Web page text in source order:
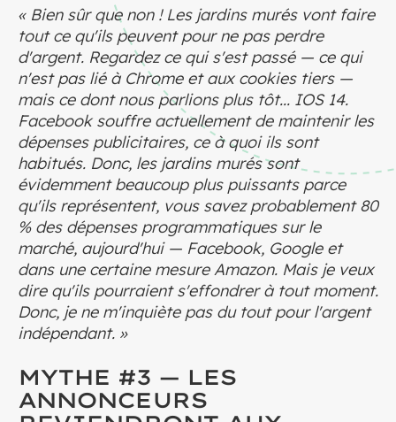
« Bien sûr que non ! Les jardins murés vont faire
tout ce qu'ils peuvent pour ne pas perdre
d'argent. Regardez ce qui s'est passé — ce qui
n'est pas lié à Chrome et aux cookies tiers —
mais ce dont nous parlions plus tôt... IOS 14.
Facebook souffre actuellement de maintenir les
dépenses publicitaires, ce à quoi ils sont
habitués. Donc, les jardins murés sont
évidemment beaucoup plus puissants parce
qu'ils représentent, vous savez probablement 80
% des dépenses programmatiques sur le
marché, aujourd'hui — Facebook, Google et
dans une certaine mesure Amazon. Mais je veux
dire qu'ils pourraient s'effondrer à tout moment.
Donc, je ne m'inquiète pas du tout pour l'argent
indépendant. »
MYTHE #3 — LES
ANNONCEURS